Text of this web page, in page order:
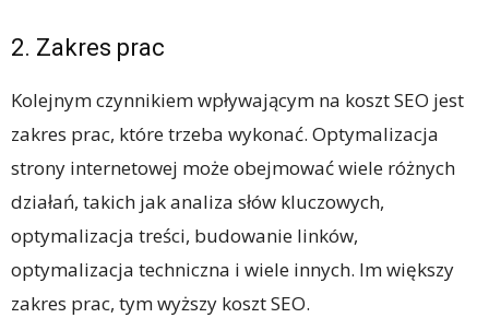
2. Zakres prac
Kolejnym czynnikiem wpływającym na koszt SEO jest
zakres prac, które trzeba wykonać. Optymalizacja
strony internetowej może obejmować wiele różnych
działań, takich jak analiza słów kluczowych,
optymalizacja treści, budowanie linków,
optymalizacja techniczna i wiele innych. Im większy
zakres prac, tym wyższy koszt SEO.